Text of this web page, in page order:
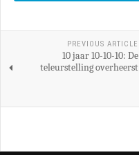
PREVIOUS ARTICLE
10 jaar 10-10-10: De
teleurstelling overheerst